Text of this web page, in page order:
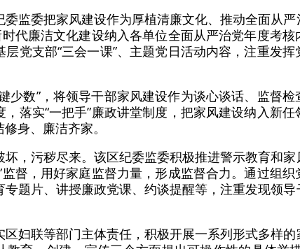
监委把家风建设作为厚植清廉文化、推动全面从
代廉洁文化建设纳入各单位全面从严治党年度考
党支部“三会一课”、主题党日活动内容，注重发
少数”，将领导干部家风建设作为谈心谈话、监督
落实“一把手”廉政讲堂制度，把家风建设纳入新任
身、廉洁齐家。
，污秽尽来。该区纪委监委积极推进警示教育和
督，用好家庭监督力量，形成监督合力。通过组
题片、讲授廉政党课、约谈提醒等，注重发现领
妇联等部门主体责任，积极开展一系列形式多样